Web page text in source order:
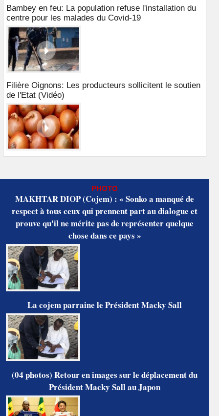
Bambey en feu: La population refuse l'installation du
centre pour les malades du Covid-19
Filière Oignons: Les producteurs sollicitent le soutien
de l'Etat (Vidéo)
PHOTO
MAKHTAR DIOP (Cojem) : « Sonko a manqué de
respect à tous ceux qui prennent part au dialogue et
prouve qu'il ne mérite pas de représenter quelque
chose dans ce pays »
La cojem parraine le Président Macky Sall
(04 photos) Retour en images sur le déplacement du
Président Macky Sall au Japon